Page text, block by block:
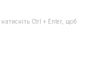
Ctrl + Enter, щоб